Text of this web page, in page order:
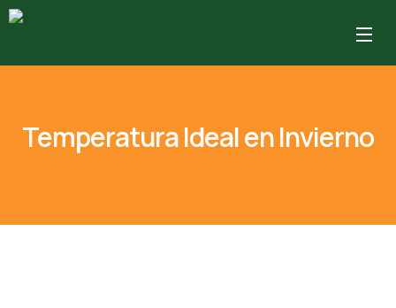
Temperatura Ideal en Invierno